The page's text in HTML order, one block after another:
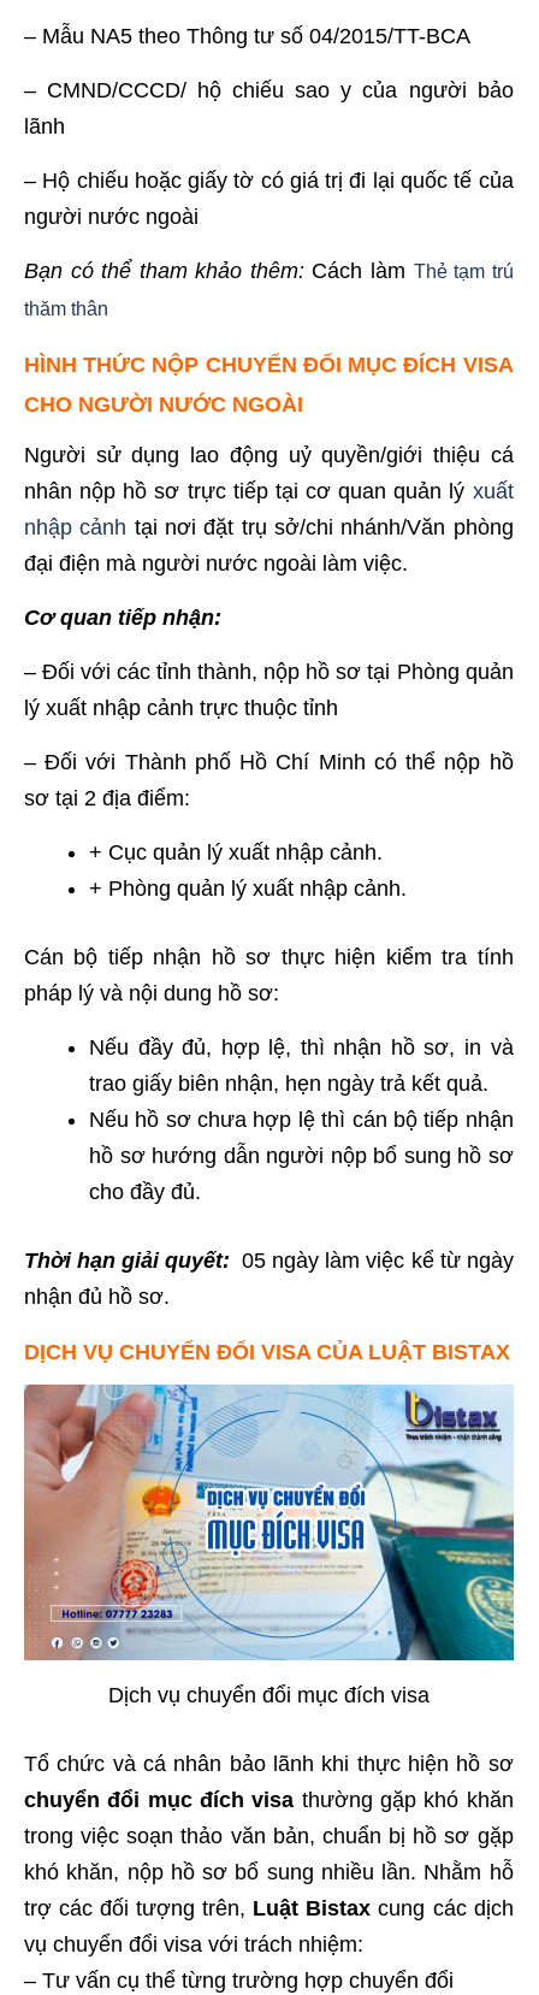
– Mẫu NA5 theo Thông tư số 04/2015/TT-BCA
– CMND/CCCD/ hộ chiếu sao y của người bảo
lãnh
– Hộ chiếu hoặc giấy tờ có giá trị đi lại quốc tế của
người nước ngoài
Bạn có thể tham khảo thêm: Cách làm Thẻ tạm trú
thăm thân
HÌNH THỨC NỘP CHUYỂN ĐỔI MỤC ĐÍCH VISA
CHO NGƯỜI NƯỚC NGOÀI
Người sử dụng lao động uỷ quyền/giới thiệu cá
nhân nộp hồ sơ trực tiếp tại cơ quan quản lý xuất
nhập cảnh tại nơi đặt trụ sở/chi nhánh/Văn phòng
đại điện mà người nước ngoài làm việc.
Cơ quan tiếp nhận:
– Đối với các tỉnh thành, nộp hồ sơ tại Phòng quản
lý xuất nhập cảnh trực thuộc tỉnh
– Đối với Thành phố Hồ Chí Minh có thể nộp hồ
sơ tại 2 địa điểm:
+ Cục quản lý xuất nhập cảnh.
+ Phòng quản lý xuất nhập cảnh.
Cán bộ tiếp nhận hồ sơ thực hiện kiểm tra tính
pháp lý và nội dung hồ sơ:
Nếu đầy đủ, hợp lệ, thì nhận hồ sơ, in và
trao giấy biên nhận, hẹn ngày trả kết quả.
Nếu hồ sơ chưa hợp lệ thì cán bộ tiếp nhận
hồ sơ hướng dẫn người nộp bổ sung hồ sơ
cho đầy đủ.
Thời hạn giải quyết:05 ngày làm việc kể từ ngày
nhận đủ hồ sơ.
DỊCH VỤ CHUYỂN ĐỔI VISA CỦA LUẬT BISTAX
Dịch vụ chuyển đổi mục đích visa
Tổ chức và cá nhân bảo lãnh khi thực hiện hồ sơ
chuyển đổi mục đích visa thường gặp khó khăn
trong việc soạn thảo văn bản, chuẩn bị hồ sơ gặp
khó khăn, nộp hồ sơ bổ sung nhiều lần. Nhằm hỗ
trợ các đối tượng trên, Luật Bistax cung các dịch
vụ chuyển đổi visa với trách nhiệm:
– Tư vấn cụ thể từng trường hợp chuyển đổi